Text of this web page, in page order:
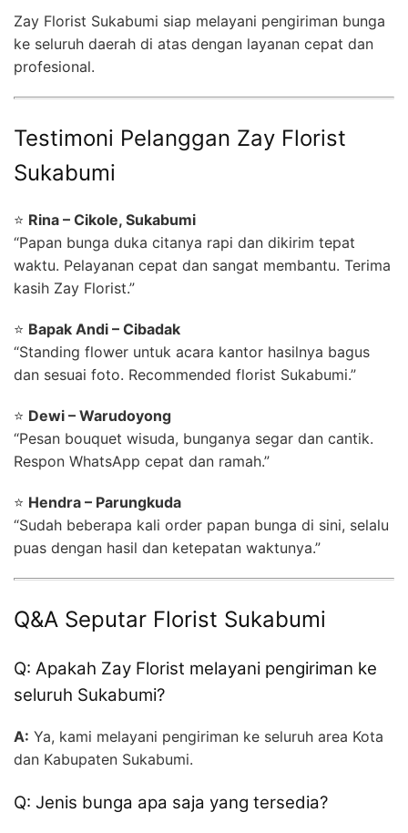
Zay Florist Sukabumi siap melayani pengiriman bunga
ke seluruh daerah di atas dengan layanan cepat dan
profesional.
Testimoni Pelanggan Zay Florist
Sukabumi
⭐ Rina – Cikole, Sukabumi
“Papan bunga duka citanya rapi dan dikirim tepat
waktu. Pelayanan cepat dan sangat membantu. Terima
kasih Zay Florist.”
⭐ Bapak Andi – Cibadak
“Standing flower untuk acara kantor hasilnya bagus
dan sesuai foto. Recommended florist Sukabumi.”
⭐ Dewi – Warudoyong
“Pesan bouquet wisuda, bunganya segar dan cantik.
Respon WhatsApp cepat dan ramah.”
⭐ Hendra – Parungkuda
“Sudah beberapa kali order papan bunga di sini, selalu
puas dengan hasil dan ketepatan waktunya.”
Q&A Seputar Florist Sukabumi
Q: Apakah Zay Florist melayani pengiriman ke
seluruh Sukabumi?
A: Ya, kami melayani pengiriman ke seluruh area Kota
dan Kabupaten Sukabumi.
Q: Jenis bunga apa saja yang tersedia?